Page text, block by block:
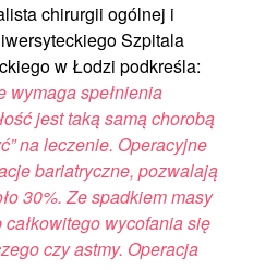
chirurgii ogólnej i
Szpitala
w Łodzi podkreśla:
wymaga spełnienia
jest taką samą chorobą
na leczenie. Operacyjne
bariatryczne, pozwalają
30%. Ze spadkiem masy
wycofania się
czy astmy. Operacja